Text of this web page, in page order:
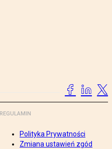
REGULAMIN
Polityka Prywatności
Zmiana ustawień zgód